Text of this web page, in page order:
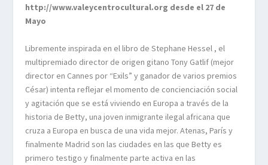
http://www.valeycentrocultural.org desde el 27 de
Mayo
Libremente inspirada en el libro de Stephane Hessel , el
multipremiado director de origen gitano Tony Gatlif (mejor
director en Cannes por “Exils” y ganador de varios premios
César) intenta reflejar el momento de concienciación social
y agitación que se está viviendo en Europa a través de la
historia de Betty, una joven inmigrante ilegal africana que
cruza a Europa en busca de una vida mejor. Atenas, París y
finalmente Madrid son las ciudades en las que Betty es
primero testigo y finalmente parte activa en las